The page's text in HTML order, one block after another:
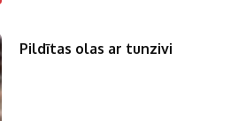
Pildītas olas ar tunzivi